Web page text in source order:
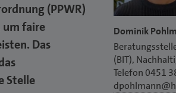
(PPWR)
um faire
Das
Stelle
Dominik
(BIT),
Telefon 0451